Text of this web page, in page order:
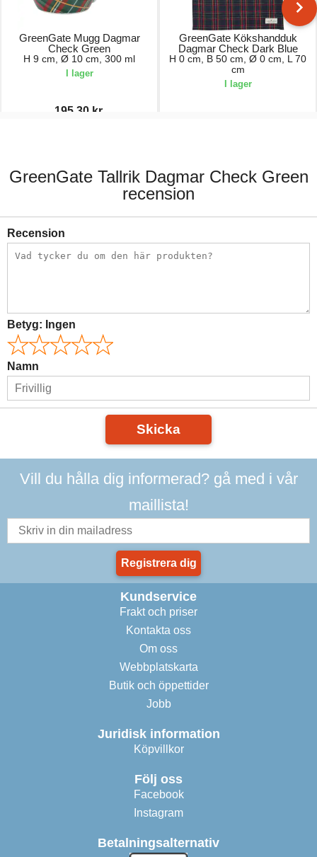
GreenGate Mugg Dagmar
Check Green
H 9 cm, Ø 10 cm, 300 ml
I lager
195,30 kr.
GreenGate Kökshandduk
Dagmar Check Dark Blue
H 0 cm, B 50 cm, Ø 0 cm, L 70
cm
I lager
GreenGate Tallrik Dagmar Check Green
recension
Recension
Betyg: Ingen
Namn
Skicka
Vill du hålla dig informerad? gå med i vår
maillista!
Registrera dig
Kundservice
Frakt och priser
Kontakta oss
Om oss
Webbplatskarta
Butik och öppettider
Jobb
Juridisk information
Köpvillkor
Följ oss
Facebook
Instagram
Betalningsalternativ